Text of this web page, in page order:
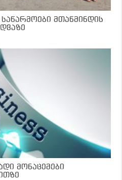
მთაწმინდის
მონაცემები